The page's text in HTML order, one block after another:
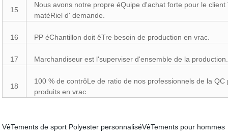
15
Nous avons notre propre éQuipe d'achat forte pour le client
matéRiel d' demande.
16 PP éChantillon doit êTre besoin de production en vrac.
17 Marchandiseur est l'superviser d'ensemble de la production.
18
100 % de contrôLe de ratio de nos professionnels de la QC
produits en vrac.
VêTements de sport Polyester personnaliséVêTements pour hommes